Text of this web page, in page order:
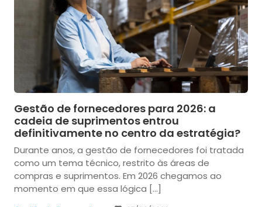
Gestão de fornecedores para 2026: a
cadeia de suprimentos entrou
definitivamente no centro da estratégia?
Durante anos, a gestão de fornecedores foi tratada
como um tema técnico, restrito às áreas de
compras e suprimentos. Em 2026 chegamos ao
momento em que essa lógica […]